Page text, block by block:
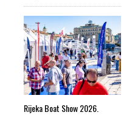
Rijeka Boat Show 2026.